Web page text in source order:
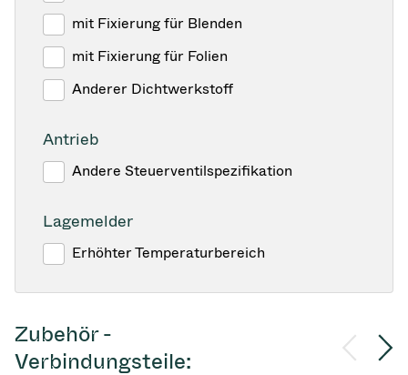
mit Fixierung für Blenden
mit Fixierung für Folien
Anderer Dichtwerkstoff
Antrieb
Andere Steuerventilspezifikation
Lagemelder
Erhöhter Temperaturbereich
Zubehör -
Verbindungsteile: